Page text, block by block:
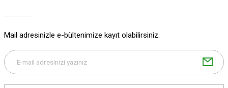
Mail adresinizle e-bültenimize kayıt olabilirsiniz.